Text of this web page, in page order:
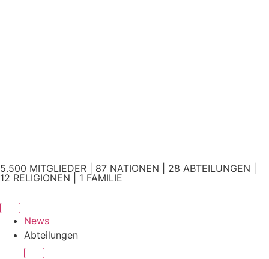
5.500 MITGLIEDER | 87 NATIONEN | 28 ABTEILUNGEN |
12 RELIGIONEN | 1 FAMILIE
News
Abteilungen